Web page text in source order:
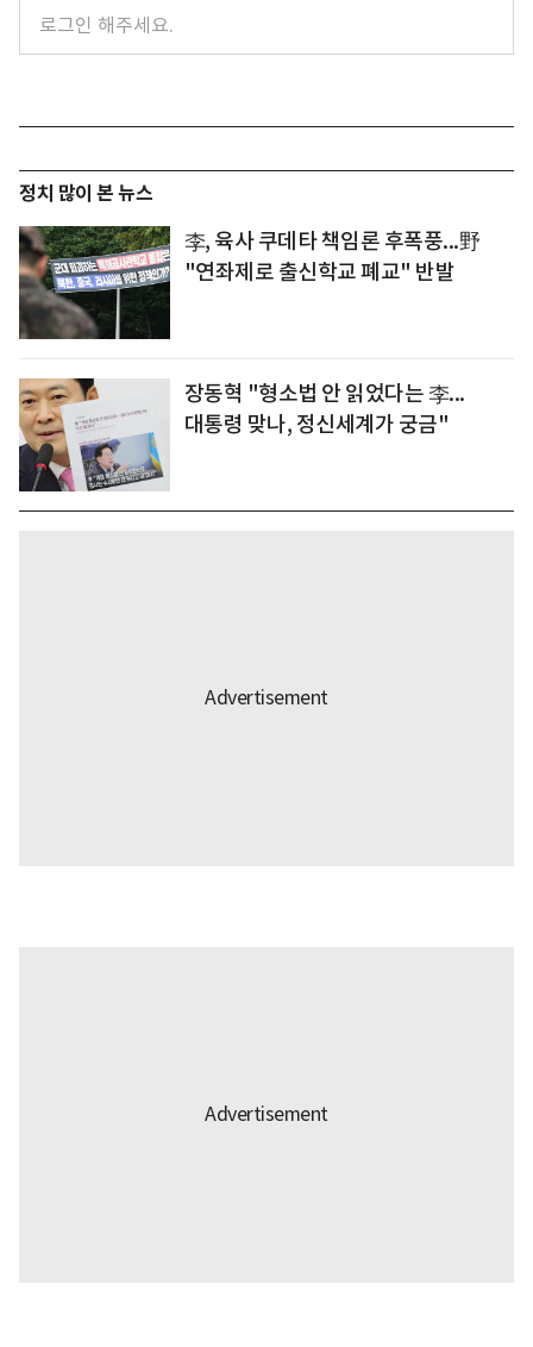
정치 많이 본 뉴스
李, 육사 쿠데타 책임론 후폭풍...野
"연좌제로 출신학교 폐교" 반발
장동혁 "형소법 안 읽었다는 李...
대통령 맞나, 정신세계가 궁금"